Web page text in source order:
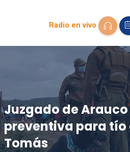
Radio en vivo
Juzgado de
preventiva para tío
Tomás